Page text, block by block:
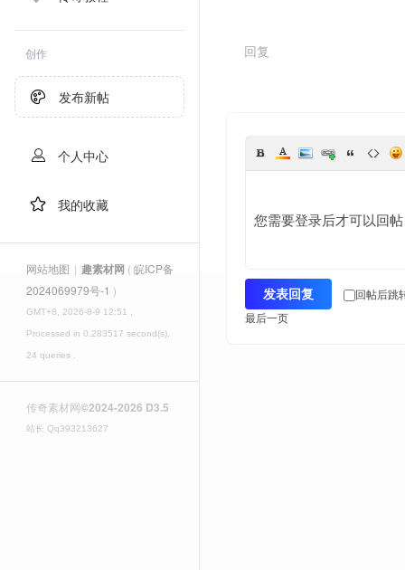
创作
发布新帖
个人中心
我的收藏
网站地图 | 趣素材网 ( 皖ICP备
2024069979号-1 )
GMT+8, 2026-8-9 12:51
Processed in 0.283517 second(s),
24 queries .
传奇素材网©2024-2026 D3.5
站长 Qq393213627
回复
您需要登录后才可以回
册
发表回复
回帖后跳
最后一页